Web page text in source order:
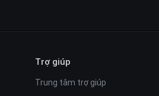
Trợ giúp
Trung tâm trợ giúp